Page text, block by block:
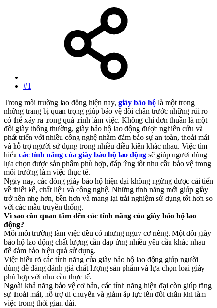
#1
Trong môi trường lao động hiện nay, giày bảo hộ là một trong
những trang bị quan trọng giúp bảo vệ đôi chân trước những rủi ro
có thể xảy ra trong quá trình làm việc. Không chỉ đơn thuần là một
đôi giày thông thường, giày bảo hộ lao động được nghiên cứu và
phát triển với nhiều công nghệ nhằm đảm bảo sự an toàn, thoải mái
và hỗ trợ người sử dụng trong nhiều điều kiện khác nhau. Việc tìm
hiểu các tính năng của giày bảo hộ lao động sẽ giúp người dùng
lựa chọn được sản phẩm phù hợp, đáp ứng tốt nhu cầu bảo vệ trong
môi trường làm việc thực tế.
Ngày nay, các dòng giày bảo hộ hiện đại không ngừng được cải tiến
về thiết kế, chất liệu và công nghệ. Những tính năng mới giúp giày
trở nên nhẹ hơn, bền hơn và mang lại trải nghiệm sử dụng tốt hơn so
với các mẫu truyền thống.
Vì sao cần quan tâm đến các tính năng của giày bảo hộ lao
động?
Mỗi môi trường làm việc đều có những nguy cơ riêng. Một đôi giày
bảo hộ lao động chất lượng cần đáp ứng nhiều yêu cầu khác nhau
để đảm bảo hiệu quả sử dụng.
Việc hiểu rõ các tính năng của giày bảo hộ lao động giúp người
dùng dễ dàng đánh giá chất lượng sản phẩm và lựa chọn loại giày
phù hợp với nhu cầu thực tế.
Ngoài khả năng bảo vệ cơ bản, các tính năng hiện đại còn giúp tăng
sự thoải mái, hỗ trợ di chuyển và giảm áp lực lên đôi chân khi làm
việc trong thời gian dài.